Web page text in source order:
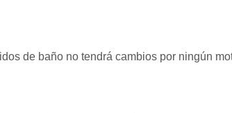
de baño no tendrá cambios por ningún